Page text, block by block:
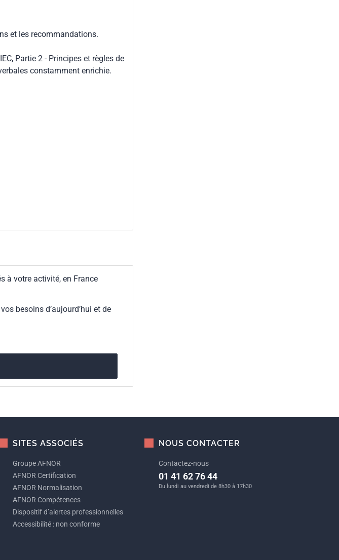
et les recommandations.
Partie 2 - Principes et règles de
constamment enrichie.
à votre activité, en France
besoins d’aujourd’hui et de
SITES ASSOCIÉS
Groupe AFNOR
AFNOR Certification
AFNOR Normalisation
AFNOR Compétences
Dispositif d’alertes professionnelles
Accessibilité : non conforme
NOUS CONTACTER
Contactez-nous
01 41 62 76 44
Du lundi au vendredi de 8h30 à 17h30